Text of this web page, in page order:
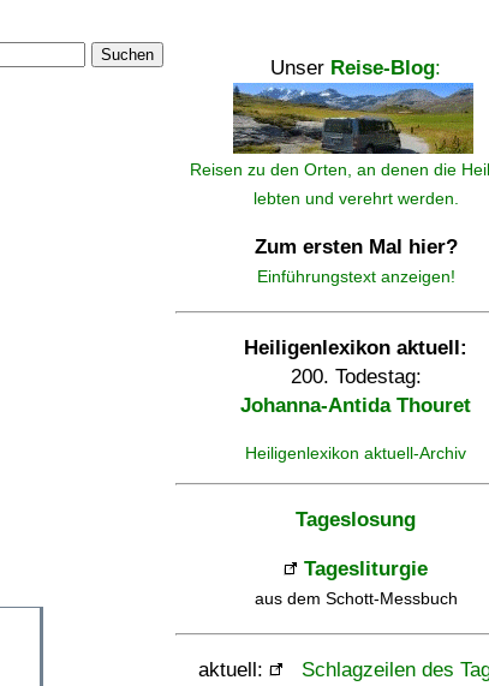
Suchen
Unser Reise-Blog:
Reisen zu den Orten, an denen die
lebten und verehrt werden.
Zum ersten Mal hier?
Einführungstext anzeigen!
Heiligenlexikon aktuell:
200. Todestag:
Johanna-Antida Thouret
Heiligenlexikon aktuell-Archiv
Tageslosung
Tagesliturgie
aus dem Schott-Messbuch
aktuell:
Schlagzeilen des